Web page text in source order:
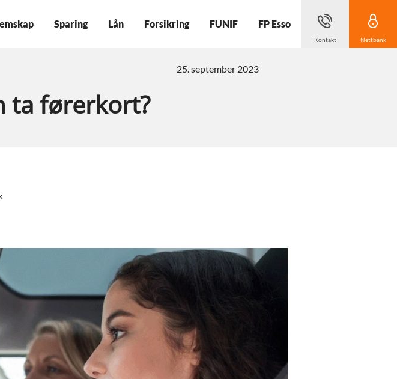
Sparing Lån Forsikring FUNIF FP Esso
Kontakt Nettbank
ta førerkort?
25. september 2023